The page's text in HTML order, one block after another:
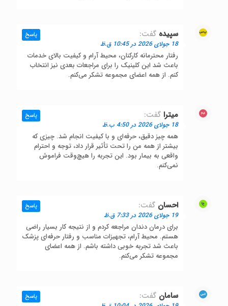
سپیده گفت:
18 جولای 2026 در 10:45 ق.ظ
رفتار محترمانه کارکنان، محیط آرام و کیفیت بالای خدمات
باعث شد این کلینیک را برای مراجعات بعدی نیز انتخاب
کنم. از همه اعضای مجموعه تشکر می‌کنم.
پاسخ
میترا گفت:
18 جولای 2026 در 4:50 ب.ظ
همه چیز دقیق، حرفه‌ای و با کیفیت انجام شد. چیزی که
بیشتر از همه من را تحت تأثیر قرار داد، توجه و احترام
واقعی به بیمار بود. این تجربه را هیچ‌وقت فراموش
نمی‌کنم.
پاسخ
احسان گفت:
19 جولای 2026 در 7:33 ق.ظ
برای درمان دندان مراجعه کردم و از نتیجه کار بسیار راضی
هستم. محیط آرام، تجهیزات مناسب و رفتار حرفه‌ای پزشک
باعث شد تجربه خوبی داشته باشم. از همه اعضای
مجموعه تشکر می‌کنم.
پاسخ
سامان گفت: پاسخ